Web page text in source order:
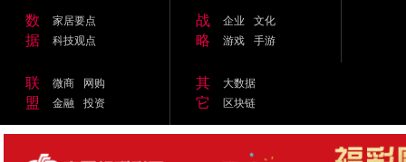
数
据
家居要点
科技观点
战
略
企业
文化
游戏
手游
联
盟
微商
网购
金融
投资
其
它
大数据
区块链